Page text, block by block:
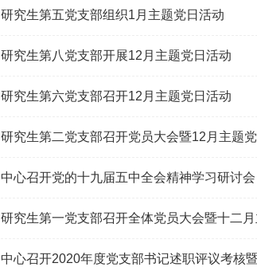
研究生第五党支部组织1月主题党日活动
研究生第八党支部开展12月主题党日活动
研究生第六党支部召开12月主题党日活动
研究生第二党支部召开党员大会暨12月主题党
中心召开党的十九届五中全会精神学习研讨会
研究生第一党支部召开全体党员大会暨十二
中心召开2020年度党支部书记述职评议考核